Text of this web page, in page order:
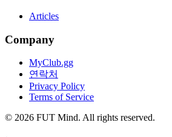
Articles
Company
MyClub.gg
연락처
Privacy Policy
Terms of Service
© 2026 FUT Mind. All rights reserved.